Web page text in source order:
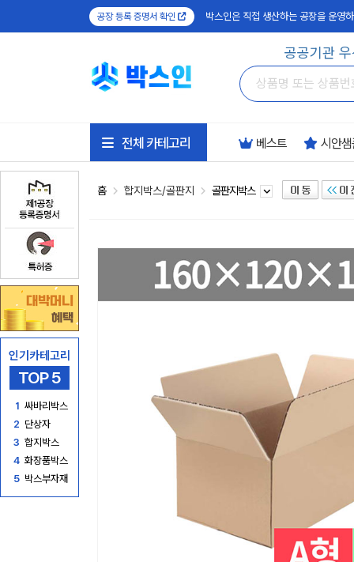
공장 등록 증명서 확인 박스인은 직접 생산하는 공장을 운영
공공기관
인기카테고리
TOP 5
1 싸바리박스
2 단상자
3 합지박스
4 화장품박스
5 박스부자재
전체 카테고리 베스트 시안
홈 합지박스/골판지 골판지박스